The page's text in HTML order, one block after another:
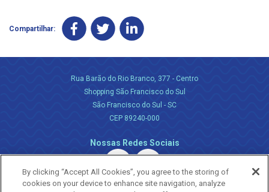
Compartilhar:
Rua Barão do Rio Branco, 377 - Centro
Shopping São Francisco do Sul
São Francisco do Sul - SC
CEP 89240-000
Nossas Redes Sociais
By clicking “Accept All Cookies”, you agree to the storing of
cookies on your device to enhance site navigation, analyze